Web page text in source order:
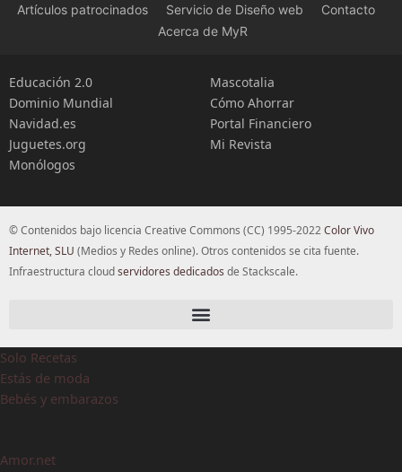
Artículos patrocinados Servicio de Diseño web
Contacto
Acerca de MyR
Educación 2.0
Dominio Mundial
Navidad.es
Juguetes.org
Monólogos
Mascotalia
Cómo Ahorrar
Portal Financiero
Mi Revista
© Contenidos bajo licencia Creative Commons (CC) 1995-2022Color Vivo
Internet, SLU (Medios y Redes online). Otros contenidos se cita fuente.
Infraestructura cloudservidores dedicados de Stackscale.
Solo Recetas
Estás de moda
Bebés y embarazos
Amor.net